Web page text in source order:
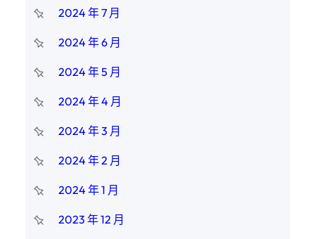
2024 年 7 月
2024 年 6 月
2024 年 5 月
2024 年 4 月
2024 年 3 月
2024 年 2 月
2024 年 1 月
2023 年 12 月